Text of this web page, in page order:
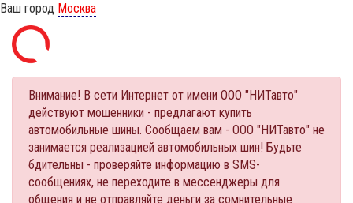
Ваш город Москва
Внимание! В сети Интернет от имени ООО "НИТавто"
действуют мошенники - предлагают купить
автомобильные шины. Сообщаем вам - ООО "НИТавто" не
занимается реализацией автомобильных шин! Будьте
бдительны - проверяйте информацию в SMS-
сообщениях, не переходите в мессенджеры для
общения и не отправляйте деньги за сомнительные